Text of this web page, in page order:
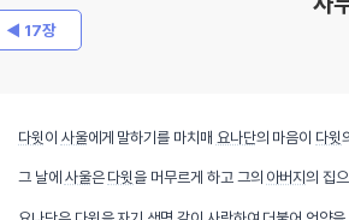
◀ 17장
다윗 이 사울에게 말하기를 마치매 요나단의 마음이 다윗
그 날에 사울은 다윗을 머무르게 하고 그의 아버지의 집